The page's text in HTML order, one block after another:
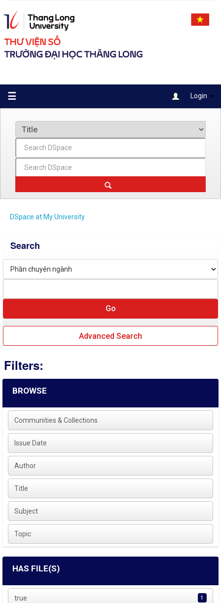
navigation
☰ Login
DSpace at My University
Search
Advanced Search
Filters:
BROWSE
Communities & Collections
Issue Date
Author
Title
Subject
Topic
HAS FILE(S)
true 1